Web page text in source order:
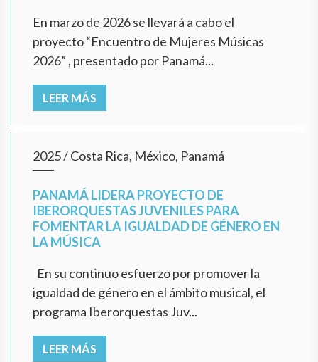
En marzo de 2026 se llevará a cabo el
proyecto “Encuentro de Mujeres Músicas
2026” , presentado por Panamá...
LEER MÁS
2025/Costa Rica, México, Panamá
PANAMÁ LIDERA PROYECTO DE
IBERORQUESTAS JUVENILES PARA
FOMENTAR LA IGUALDAD DE GÉNERO EN
LA MÚSICA
En su continuo esfuerzo por promover la
igualdad de género en el ámbito musical, el
programa Iberorquestas Juv...
LEER MÁS